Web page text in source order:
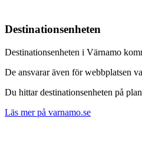
Destinations­enheten
Destinationsenheten i Värnamo
De ansvarar även för webbplatsen
Du hittar destinationsenheten på
Läs mer på varnamo.se